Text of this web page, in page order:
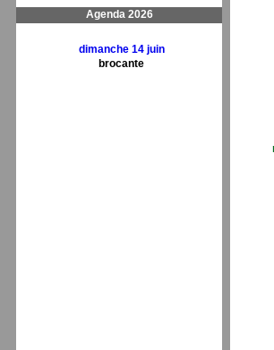
Agenda 2026
dimanche 14 juin
brocante